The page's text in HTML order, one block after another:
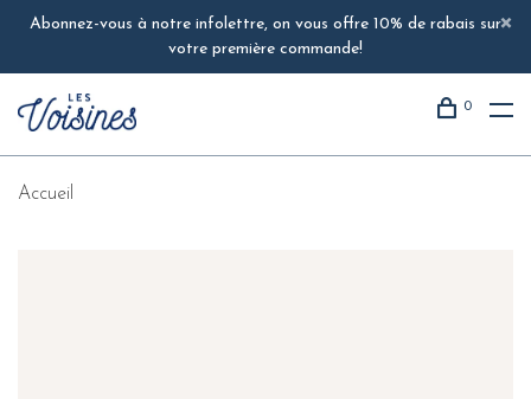
Abonnez-vous à notre infolettre, on vous offre 10% de rabais sur
votre première commande!
0
Accueil